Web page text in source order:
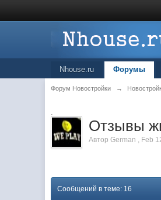
Nhouse.ru Форумы
Форум Новостройки →
.
Отзывы
АвторGerman , Feb
Сообщений в теме: 16